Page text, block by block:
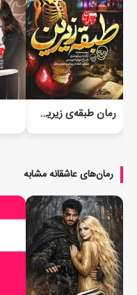
رمان طبقه‌ی زیرین جلد اول و دوم | نسخه آفلاین
رمان‌های عاشقانه مشابه